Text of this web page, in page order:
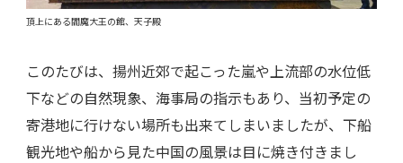
頂上にある閻魔大王の館、天子殿
このたびは、揚州近郊で起こった嵐や上流部の水位低
下などの自然現象、海事局の指示もあり、当初予定の
寄港地に行けない場所も出来てしまいましたが、下船
観光地や船から見た中国の風景は目に焼き付きまし